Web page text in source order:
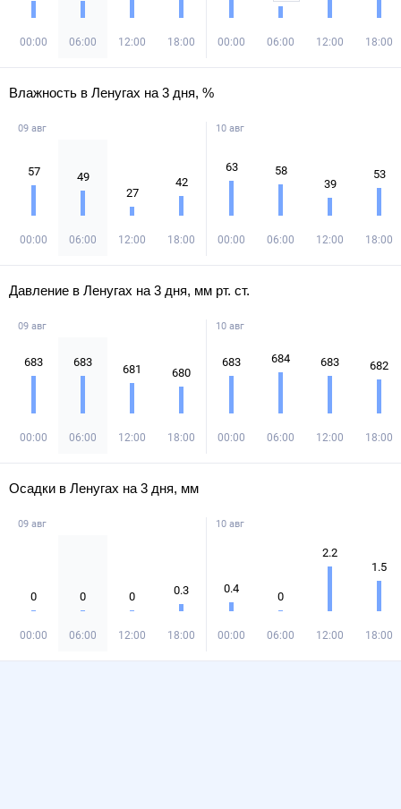
00:00 06:00 12:00 18:00 00:00 06:00 12:00 18:00
Влажность в Ленугах на 3 дня, %
09 авг
57
00:00
49
06:00
27
12:00
42
18:00
10 авг
63
00:00
58
06:00
39
12:00
53
18:00
Давление в Ленугах на 3 дня, мм рт. ст.
09 авг
683
00:00
683
06:00
681
12:00
680
18:00
10 авг
683
00:00
684
06:00
683
12:00
682
18:00
Осадки в Ленугах на 3 дня, мм
09 авг
0
00:00
0
06:00
0
12:00
0.3
18:00
10 авг
0.4
00:00
0
06:00
2.2
12:00
1.5
18:00